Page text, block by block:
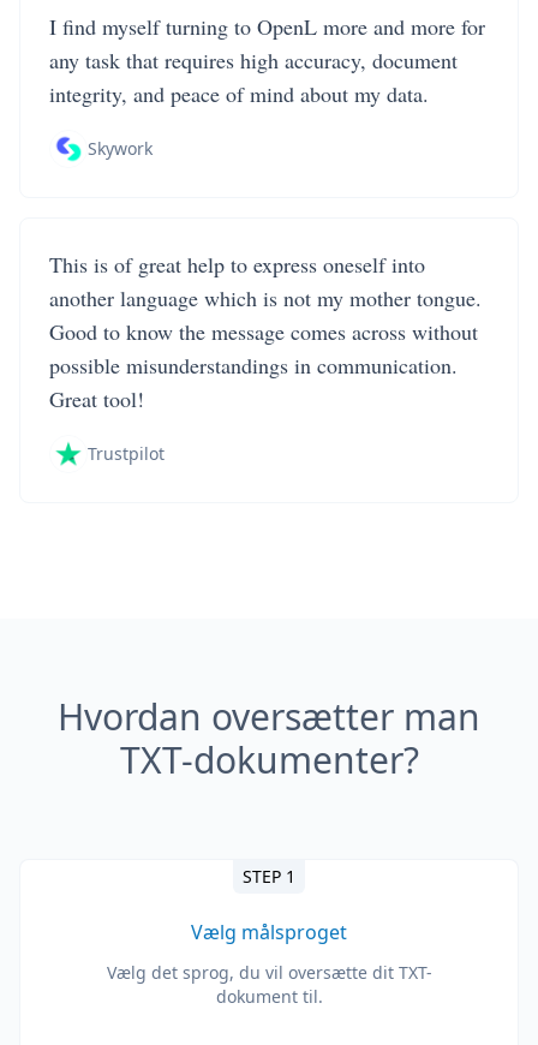
I find myself turning to OpenL more and more for
any task that requires high accuracy, document
integrity, and peace of mind about my data.
Skywork
This is of great help to express oneself into
another language which is not my mother tongue.
Good to know the message comes across without
possible misunderstandings in communication.
Great tool!
Trustpilot
Hvordan oversætter man
TXT-dokumenter?
STEP 1
Vælg målsproget
Vælg det sprog, du vil oversætte dit TXT-
dokument til.